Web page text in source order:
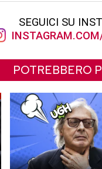
SEGUICI SU
POTREBBERO